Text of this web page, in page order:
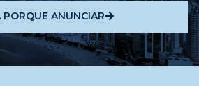
PORQUE ANUNCIAR